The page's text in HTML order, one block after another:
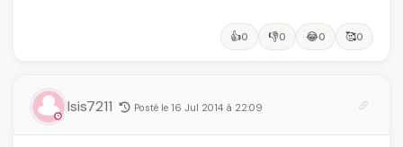
👍0 👎0 😂0 🥰0
Isis7211 Posté le 16 Jul 2014 à 22:09